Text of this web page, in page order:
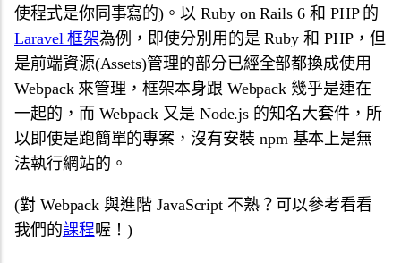
使程式是你同事寫的)。以 Ruby on Rails 6 和 PHP 的
Laravel 框架為例，即使分別用的是 Ruby 和 PHP，但
是前端資源(Assets)管理的部分已經全部都換成使用
Webpack 來管理，框架本身跟 Webpack 幾乎是連在
一起的，而 Webpack 又是 Node.js 的知名大套件，所
以即使是跑簡單的專案，沒有安裝 npm 基本上是無
法執行網站的。
(對 Webpack 與進階 JavaScript 不熟？可以參考看看
我們的課程喔！)